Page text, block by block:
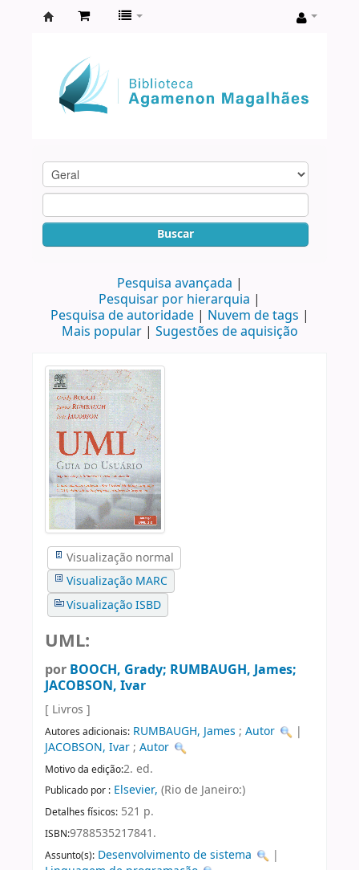
Agamenon
Magalhães
Buscar
Pesquisa avançada
Pesquisar por hierarquia
Pesquisa de autoridade
Nuvem de tags
Mais popular
Sugestões de aquisição
Visualização normal
Visualização MARC
Visualização ISBD
UML:
por BOOCH, Grady; RUMBAUGH, James;
JACOBSON, Ivar
[ Livros ]
Autores adicionais: RUMBAUGH, James ; Autor
|
JACOBSON, Ivar; Autor
Motivo da edição:2. ed.
Publicado por : Elsevier, (Rio de Janeiro:)
Detalhes físicos: 521 p.
ISBN:9788535217841.
Assunto(s): Desenvolvimento de sistema
|